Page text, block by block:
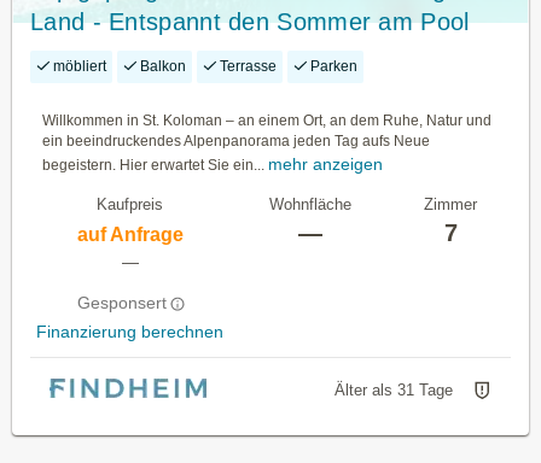
Land - Entspannt den Sommer am Pool
genießen...
möbliert Balkon Terrasse Parken
Willkommen in St. Koloman – an einem Ort, an dem Ruhe, Natur und
ein beeindruckendes Alpenpanorama jeden Tag aufs Neue
begeistern. Hier erwartet Sie ein... mehr anzeigen
Kaufpreis
auf Anfrage
—
Gesponsert
Finanzierung berechnen
Wohnfläche
—
Zimmer
7
Älter als 31 Tage